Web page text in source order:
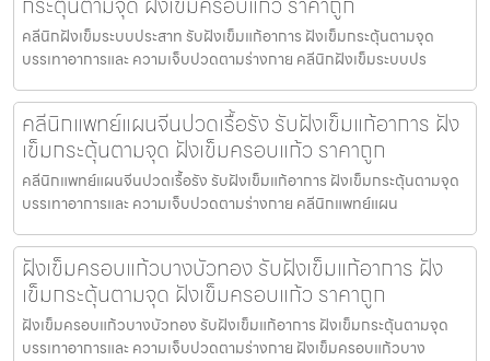
คลีนิกฝังเข็มระบบประสาท รับฝังเข็มแก้อาการ ฝังเข็มกระตุ้นตามจุด
บรรเทาอาการและ ความเจ็บปวดตามร่างกาย คลีนิกฝังเข็มระบบปร
คลีนิกแพทย์แผนจีนปวดเรื้อรัง รับฝังเข็มแก้อาการ ฝัง
เข็มกระตุ้นตามจุด ฝังเข็มครอบแก้ว ราคาถูก
คลีนิกแพทย์แผนจีนปวดเรื้อรัง รับฝังเข็มแก้อาการ ฝังเข็มกระตุ้นตามจุด
บรรเทาอาการและ ความเจ็บปวดตามร่างกาย คลีนิกแพทย์แผน
ฝังเข็มครอบแก้วบางบัวทอง รับฝังเข็มแก้อาการ ฝัง
เข็มกระตุ้นตามจุด ฝังเข็มครอบแก้ว ราคาถูก
ฝังเข็มครอบแก้วบางบัวทอง รับฝังเข็มแก้อาการ ฝังเข็มกระตุ้นตามจุด
บรรเทาอาการและ ความเจ็บปวดตามร่างกาย ฝังเข็มครอบแก้วบาง